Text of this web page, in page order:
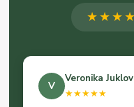
V
Veronika
★★★★★